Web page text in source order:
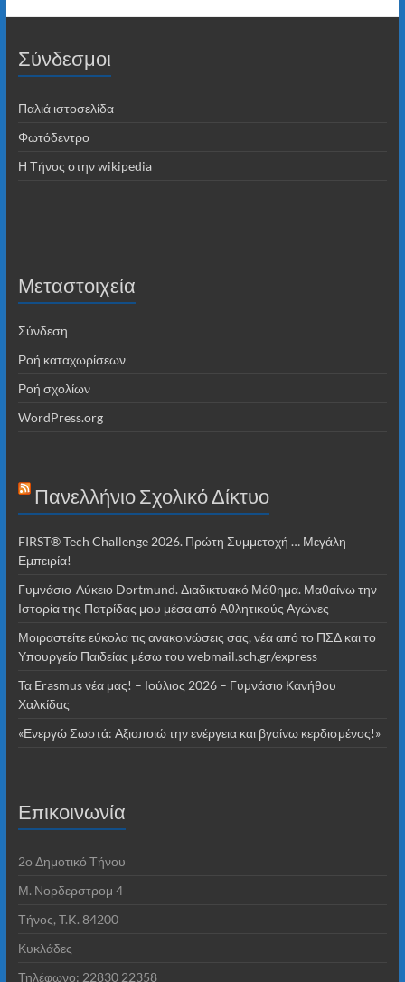
Σύνδεσμοι
Παλιά ιστοσελίδα
Φωτόδεντρο
Η Τήνος στην wikipedia
Μεταστοιχεία
Σύνδεση
Ροή καταχωρίσεων
Ροή σχολίων
WordPress.org
Πανελλήνιο Σχολικό Δίκτυο
FIRST® Tech Challenge 2026. Πρώτη Συμμετοχή … Μεγάλη
Εμπειρία!
Γυμνάσιο-Λύκειο Dortmund. Διαδικτυακό Μάθημα. Μαθαίνω την
Ιστορία της Πατρίδας μου μέσα από Αθλητικούς Αγώνες
Μοιραστείτε εύκολα τις ανακοινώσεις σας, νέα από το ΠΣΔ και το
Υπουργείο Παιδείας μέσω του webmail.sch.gr/express
Τα Erasmus νέα μας! – Ιούλιος 2026 – Γυμνάσιο Κανήθου
Χαλκίδας
«Ενεργώ Σωστά: Αξιοποιώ την ενέργεια και βγαίνω κερδισμένος!»
Επικοινωνία
2o Δημοτικό Τήνου
Μ. Νορδερστρομ 4
Τήνος, T.K. 84200
Κυκλάδες
Τηλέφωνο: 22830 22358